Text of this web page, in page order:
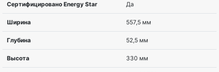
Угол обзора по горизонтали
Угол обзора по вертикали 160°